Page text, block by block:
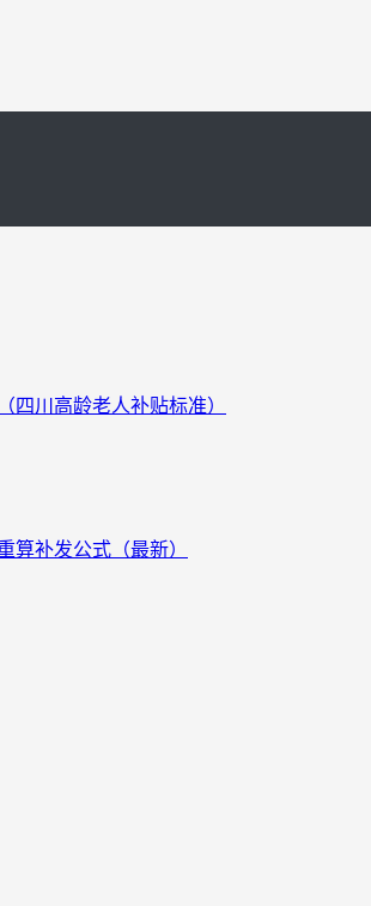
四川高龄老人补贴标准）
算补发公式（最新）